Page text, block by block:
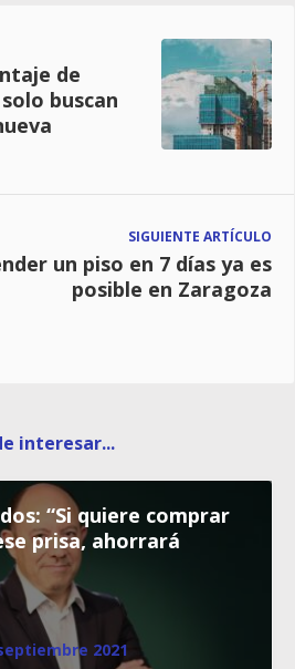
de
buscan
SIGUIENTE ARTÍCULO
un piso en 7 días ya es
posible en Zaragoza
interesar...
“Si quiere comprar
prisa, ahorrará
2021